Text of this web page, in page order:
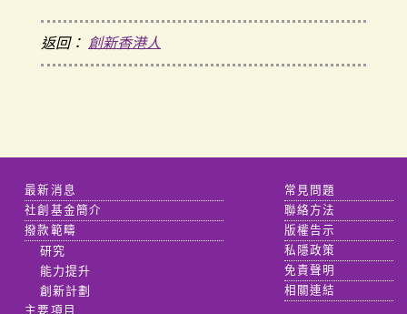
返回： 創新香港人
最新消息
社創基金簡介
撥款範疇
研究
能力提升
創新計劃
主要項目
常見問題
聯絡方法
版權告示
私隱政策
免責聲明
相關連結